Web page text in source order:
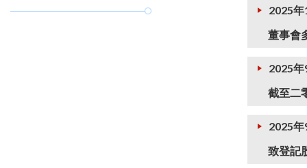
2025
董事會
2025
截至二
2025
致登記